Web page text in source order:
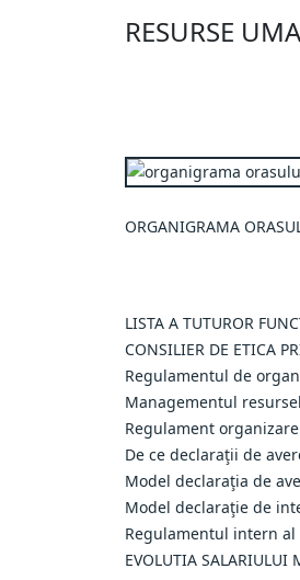
RESURSE
ORGANIGRAMA
LISTA A TUTUROR
CONSILIER DE ETICA
Regulamentul de
Managementul
Regulament
De ce declaraţii de
Model declaraţia de
Model declaraţie de
Regulamentul intern
EVOLUTIA SALARIULUI